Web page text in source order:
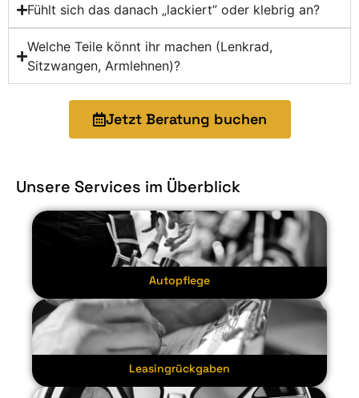
Fühlt sich das danach „lackiert” oder klebrig an?
Welche Teile könnt ihr machen (Lenkrad,
Sitzwangen, Armlehnen)?
Jetzt Beratung buchen
Unsere Services im Überblick
Autopflege
Leasingrückgaben